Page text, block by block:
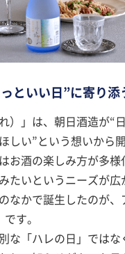
といい日”に寄り添
）」は、朝日酒造が“
しい”という想いから
お酒の楽しみ方が多様
たいというニーズが広
なかで誕生したのが、
す。
な「ハレの日」ではな